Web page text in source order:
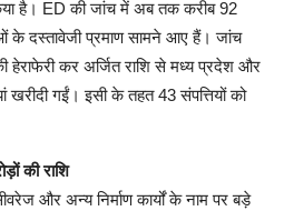
है। ED की जांच में अब तक करीब 92
के दस्तावेजी प्रमाण सामने आए हैं। जांच
हेराफेरी कर अर्जित राशि से मध्य प्रदेश और
खरीदी गईं। इसी के तहत 43 संपत्तियों को
की राशि
और अन्य निर्माण कार्यों के नाम पर बड़े